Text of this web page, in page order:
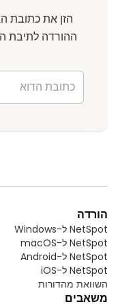
הזן את כתובת
ההורדה לתיבת
הורדה
NetSpot ל-Windows
NetSpot ל-macOS
NetSpot ל-Android
NetSpot ל-iOS
השוואת מהדורות
משאבים